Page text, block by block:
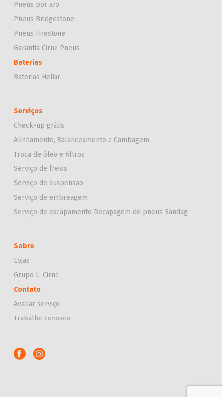
Pneus por aro
Pneus Bridgestone
Pneus Firestone
Garantia Cirne Pneus
Baterias
Baterias Heliar
Serviços
Check-up grátis
Alinhamento, Balanceamento e Cambagem
Troca de óleo e filtros
Serviço de freios
Serviço de suspensão
Serviço de embreagem
Serviço de escapamento Recapagem de pneus Bandag
Sobre
Lojas
Grupo L. Cirne
Contato
Avaliar serviço
Trabalhe conosco